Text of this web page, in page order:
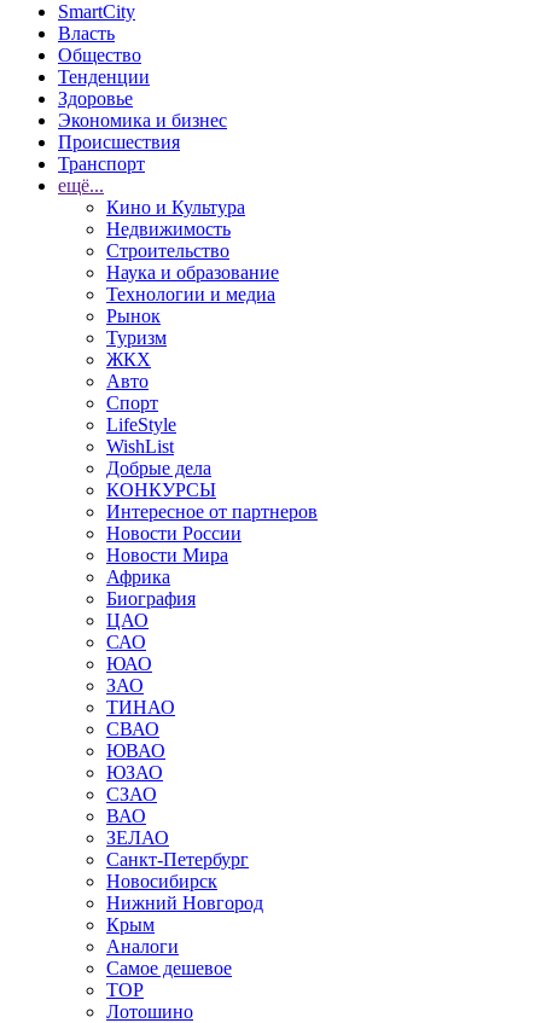
SmartCity
Власть
Общество
Тенденции
Здоровье
Экономика и бизнес
Происшествия
Транспорт
ещё...
Кино и Культура
Недвижимость
Строительство
Наука и образование
Технологии и медиа
Рынок
Туризм
ЖКХ
Авто
Спорт
LifeStyle
WishList
Добрые дела
КОНКУРСЫ
Интересное от партнеров
Новости России
Новости Мира
Африка
Биография
ЦАО
САО
ЮАО
ЗАО
ТИНАО
СВАО
ЮВАО
ЮЗАО
СЗАО
ВАО
ЗЕЛАО
Санкт-Петербург
Новосибирск
Нижний Новгород
Крым
Аналоги
Самое дешевое
TOP
Лотошино